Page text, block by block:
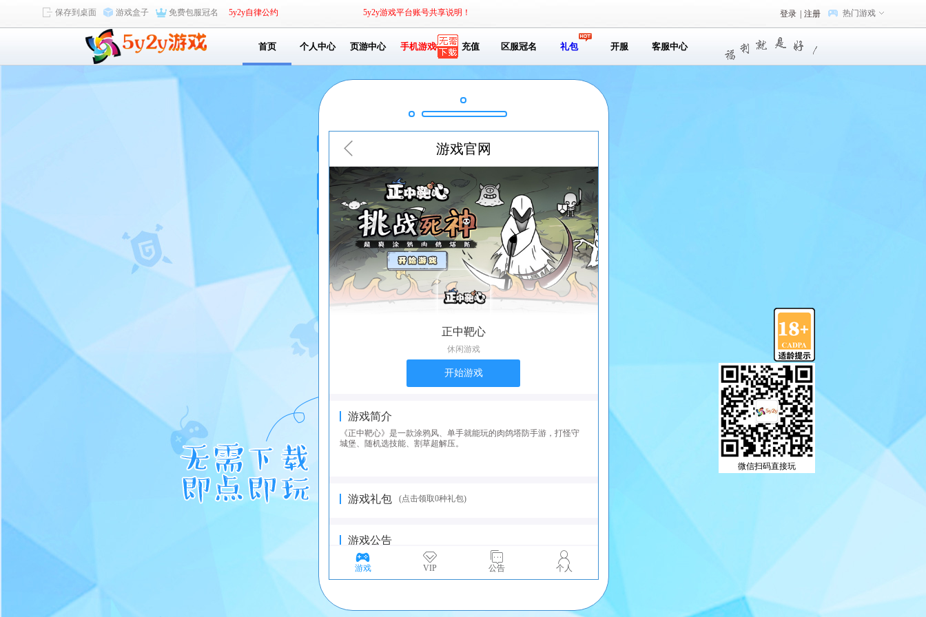
保存到桌面 游戏盒子 免费包服冠名 5y2y自律公约 5y2y游戏平台账号共享说明！ 热门游戏
登录 注册
首页 个人中心 页游中心 手机游戏 充值 区服冠名 礼包 开服 客服中心
微信扫码直接玩
游戏官网
正中靶心
休闲游戏
开始游戏
游戏简介
《正中靶心》是一款涂鸦风、单手就能玩的肉鸽塔防手游，打怪守
城堡、随机选技能、割草超解压。
游戏礼包 (点击领取0种礼包)
游戏公告
游戏 VIP 公告 个人